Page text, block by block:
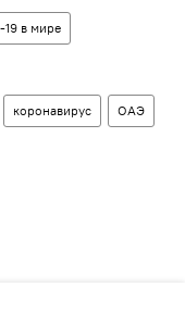
19 в мире
коронавирус ОАЭ